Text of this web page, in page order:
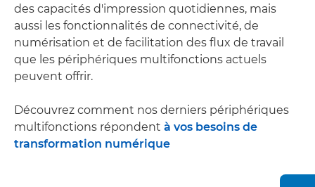
des capacités d'impression quotidiennes, mais
aussi les fonctionnalités de connectivité, de
numérisation et de facilitation des flux de travail
que les périphériques multifonctions actuels
peuvent offrir.
Découvrez comment nos derniers périphériques
multifonctions répondent à vos besoins de
transformation numérique